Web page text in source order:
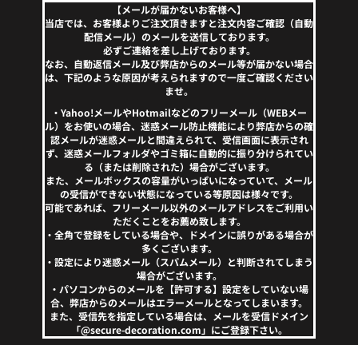
【メールが届かないお客様へ】
当店では、お客様よりご注文頂きますと注文内容ご確認（自動
配信メール）のメールを送信しております。
必ずご連絡を差し上げております。
なお、自動返信メール及び弊店からのメール等が届かない場合
は、下記のような原因が考えられますので一度ご確認ください
ませ。
・Yahoo!メールやHotmailなどのフリーメール（WEBメー
ル）をお使いの場合、迷惑メール防止機能により弊店からの確
認メールが迷惑メールと間違えられて、受信画面に表示され
ず、迷惑メールフォルダやゴミ箱に自動的に振り分けられてい
る（または削除された）場合がございます。
また、メールボックスの容量がいっぱいになっていて、メール
の受信ができない状態になっている等原因は様々です。
可能であれば、フリーメール以外のメールアドレスをご利用い
ただくことをお薦め致します。
・全角で登録をしている場合や、ドメインに誤りがある場合が
多くございます。
・設定により迷惑メール（スパムメール）と判断されてしまう
場合がございます。
・パソコンからのメールを【許可する】設定をしていない場
合、弊店からのメールはエラーメールとなってしまいます。
また、受信先を指定している場合は、メールを受信ドメイン
「@secure-decoration.com」にご登録下さい。